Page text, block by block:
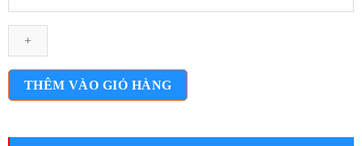
bày
80cm
x
tbhd036
THÊM VÀO GIỎ HÀNG